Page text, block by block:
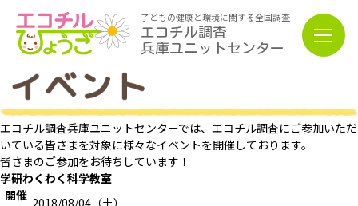
子どもの健康と環境に関する全国調査
エコチル調査
兵庫ユニットセンター
エコチル調査兵庫ユニットセンターでは、エコチル調査にご参加いただ
いている皆さまを対象に様々なイベントを開催しております。
皆さまのご参加をお待ちしています！
学研わくわく科学教室
開催